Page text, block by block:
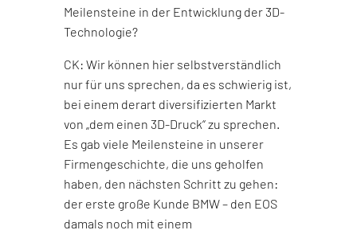
Meilensteine in der Entwicklung der 3D-
Technologie?
CK: Wir können hier selbstverständlich
nur für uns sprechen, da es schwierig ist,
bei einem derart diversifizierten Markt
von „dem einen 3D-Druck“ zu sprechen.
Es gab viele Meilensteine in unserer
Firmengeschichte, die uns geholfen
haben, den nächsten Schritt zu gehen:
der erste große Kunde BMW – den EOS
damals noch mit einem